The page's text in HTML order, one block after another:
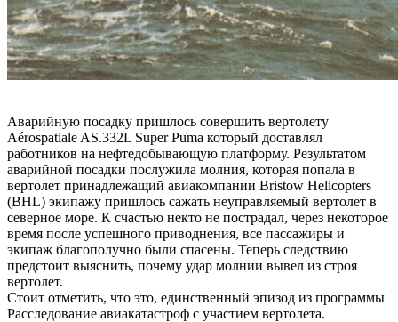
Аварийную посадку пришлось совершить вертолету
Aérospatiale AS.332L Super Puma который доставлял
работников на нефтедобывающую платформу. Результатом
аварийной посадки послужила молния, которая попала в
вертолет принадлежащий авиакомпании Bristow Helicopters
(BHL) экипажу пришлось сажать неуправляемый вертолет в
северное море. К счастью некто не пострадал, через некоторое
время после успешного приводнения, все пассажиры и
экипаж благополучно были спасены. Теперь следствию
предстоит выяснить, почему удар молнии вывел из строя
вертолет.
Стоит отметить, что это, единственный эпизод из программы
Расследование авиакатастроф с участием вертолета.